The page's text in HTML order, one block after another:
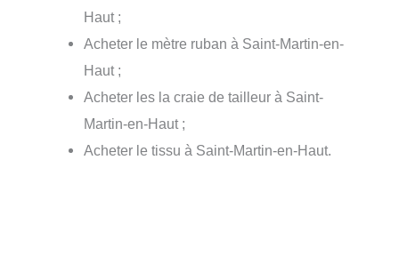
Haut ;
Acheter le mètre ruban à Saint-Martin-en-
Haut ;
Acheter les la craie de tailleur à Saint-
Martin-en-Haut ;
Acheter le tissu à Saint-Martin-en-Haut.